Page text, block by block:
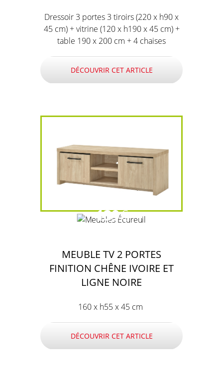
Dressoir 3 portes 3 tiroirs (220 x h90 x
45 cm) + vitrine (120 x h190 x 45 cm) +
table 190 x 200 cm + 4 chaises
DÉCOUVRIR CET ARTICLE
139€
MEUBLE TV 2 PORTES
FINITION CHÊNE IVOIRE ET
LIGNE NOIRE
160 x h55 x 45 cm
DÉCOUVRIR CET ARTICLE